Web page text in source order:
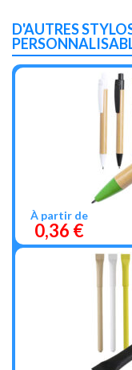
D'AUTRES
À partir de
0,36 €